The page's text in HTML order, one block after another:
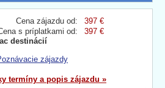
Cena zájazdu od:
397 €
s príplatkami od:
397 €
destinácií
zájazdy
termíny a popis zájazdu »